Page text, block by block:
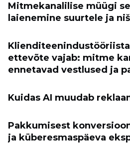
Mitmekanalilise müügi
laienemine suurtele ja
ettevõte vajab: mitme
ennetavad vestlused ja
Kuidas AI muudab
Pakkumisest
ja küberesmaspäeva